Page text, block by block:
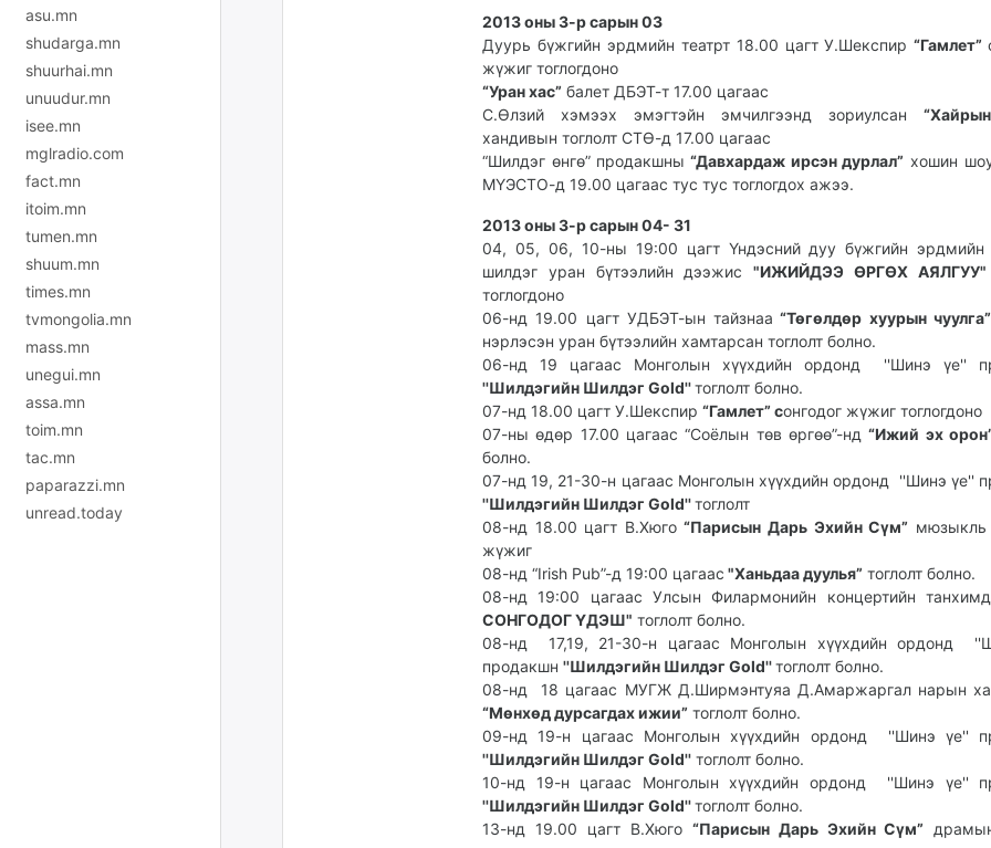
asu.mn
shudarga.mn
shuurhai.mn
unuudur.mn
isee.mn
mglradio.com
fact.mn
itoim.mn
tumen.mn
shuum.mn
times.mn
tvmongolia.mn
mass.mn
unegui.mn
assa.mn
toim.mn
tac.mn
paparazzi.mn
unread.today
2013 оны 3-р сарын 03
Дуурь бүжгийн эрдмийн театрт 18.00 цагт У.Шекспир“Гамлет”
жүжиг тоглогдоно
“Уран хас” балет ДБЭТ-т 17.00 цагаас
С.Өлзий хэмээх эмэгтэйн эмчилгээнд зориулсан
хандивын тоглолт СТӨ-д 17.00 цагаас
“Шилдэг өнгө” продакшны “Давхардаж ирсэн дурлал” хошин
МҮЭСТО-д 19.00 цагаас тус тус тоглогдох ажээ.
2013 оны 3-р сарын 04- 31
04, 05, 06, 10-ны 19:00 цагт Үндэсний дуу бүжгийн эрдмийн
шилдэг уран бүтээлийн дээжис "ИЖИЙДЭЭ ӨРГӨХ АЯЛГУУ"
тоглогдоно
06-нд 19.00 цагт УДБЭТ-ын тайзнаа “Төгөлдөр хуурын чуулга”
нэрлэсэн уран бүтээлийн хамтарсан тоглолт болно.
06-нд 19 цагаас Монголын хүүхдийн ордонд ''Шинэ үе''
''Шилдэгийн Шилдэг Gold''тоглолт болно.
07-нд 18.00 цагт У.Шекспир “Гамлет” сонгодог жүжиг тоглогдоно
07-ны өдөр 17.00 цагаас “Соёлын төв өргөө”-нд“Ижий эх
болно.
07-нд 19, 21-30-н цагаас Монголын хүүхдийн ордонд ''Шинэ үе''
''Шилдэгийн Шилдэг Gold''тоглолт
08-нд 18.00 цагт В.Хюго“Парисын Дарь Эхийн Сүм”
жүжиг
08-нд “Irish Pub”-д 19:00 цагаас "Ханьдаа дуулья” тоглолт
08-нд 19:00 цагаас Улсын Филармонийн концертийн танхимд
СОНГОДОГ ҮДЭШ" тоглолт болно.
08-нд 17,19, 21-30-н цагаас Монголын хүүхдийн ордонд
продакшн ''Шилдэгийн Шилдэг Gold''тоглолт болно.
08-нд 18 цагаас МУГЖ Д.Ширмэнтуяа Д.Амаржаргал нарын
“Мөнхөд дурсагдах ижии” тоглолт болно.
09-нд 19-н цагаас Монголын хүүхдийн ордонд ''Шинэ үе''
''Шилдэгийн Шилдэг Gold'' тоглолт болно.
10-нд 19-н цагаас Монголын хүүхдийн ордонд ''Шинэ үе''
''Шилдэгийн Шилдэг Gold''тоглолт болно.
13-нд 19.00 цагт В.Хюго “Парисын Дарь Эхийн Сүм”